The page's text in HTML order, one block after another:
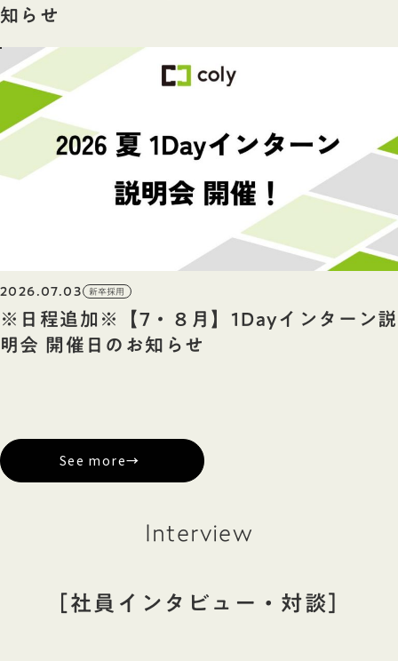
知らせ
2026.07.03 新卒採用
※日程追加※【7・８月】1Dayインターン説
明会 開催日のお知らせ
See more→
Interview
［社員インタビュー・対談］